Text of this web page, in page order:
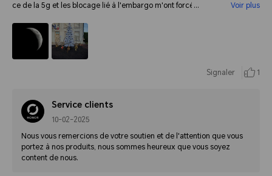
ce de la 5g et les blocage lié à l'embargo m'ont forcé la main ! Et je ne re
nor. Ce smartphone fait des photos vraiment extra ! Peut être un peu sur
exposé par moment mais il y a le mode pro donc... La dalle amoled est f
antastique également ! C'est un avis sincère ! 19,25/20
Voir plus
Signaler 1
Service clients
10-02-2025
Nous vous remercions de votre soutien et de l'attention que vous
portez à nos produits, nous sommes heureux que vous soyez
content de nous.